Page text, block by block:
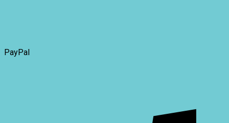
PayPal